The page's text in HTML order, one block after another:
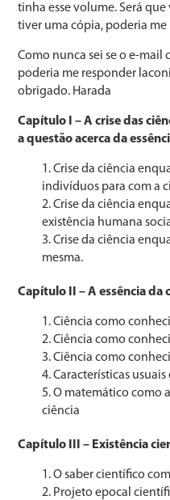
tinha esse volume. Será que
tiver uma cópia, poderia me
Como nunca sei se o e-mail
poderia me responder
obrigado. Harada
Capítulo I – A crise das
a questão acerca da
Crise da ciência
indivíduos para com a
Crise da ciência
existência humana
Crise da ciência
mesma.
Capítulo II – A essência da
Ciência como
Ciência como
Ciência como
Características
O matemático como
ciência
Capítulo III – Existência
O saber científico
Projeto epocal